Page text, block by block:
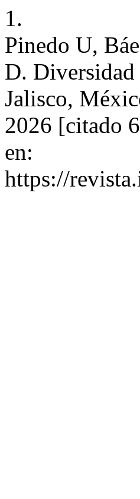
1.
Pinedo U,
D. Diversidad
Jalisco,
2026 [citado
en:
https://